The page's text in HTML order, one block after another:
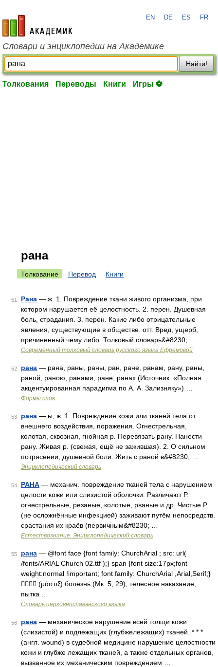
academic.ru
EN DE ES FR
Словари и энциклопедии на Академике
Найти!
Толкования Переводы Книги Игры ⚽
рана
Толкование Перевод Книги
51 Рана — ж. 1. Повреждение ткани живого организма, при
котором нарушается её целостность. 2. перен. Душевная
боль, страдания. 3. перен. Какие либо отрицательные
явления, существующие в обществе. отт. Вред, ущерб,
причиненный чему либо. Толковый словарь&#8230; …
Современный толковый словарь русского языка Ефремовой
52 рана — рана, раны, раны, ран, ране, ранам, рану, раны,
раной, раною, ранами, ране, ранах (Источник: «Полная
акцентуированная парадигма по А. А. Зализняку») …
Формы слов
53 рана — ы; ж. 1. Повреждение кожи или тканей тела от
внешнего воздействия, поражения. Огнестрельная,
колотая, сквозная, гнойная р. Перевязать рану. Нанести
рану. Живая р. (свежая, ещё не зажившая). 2. О сильном
потрясении, душевной боли. Жить с раной в&#8230; …
Энциклопедический словарь
54 РАНА — механич. повреждение тканей тела с нарушением
целости кожи или слизистой оболочки. Различают Р.
огнестрельные, резаные, колотые, рваные и др. Чистые Р.
(не осложнённые инфекцией) заживают путём непосредств.
срастания их краёв (первичным&#8230; …
Естествознание. Энциклопедический словарь
55 рана — @font face {font family: ChurchArial ; src: url(
/fonts/ARIAL Church 02.ttf );} span {font size:17px;font
weight:normal !important; font family: ChurchArial ,Arial,Serif;}
 (μάστιξ) болезнь (Mк. 5, 29); телесное наказание,
пытка …
Словарь церковнославянского языка
56 рана — механическое нарушение всей толщи кожи
(слизистой) и подлежащих (глубжележащих) тканей. * * *
(англ. wound) в судебной медицине нарушение целостности
кожи и глубже лежащих тканей, а также отдельных органов,
вызванное их механическим повреждением …